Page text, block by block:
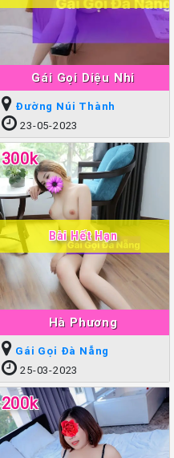
Gái Gọi Diệu Nhi
Đường Núi Thành
23-05-2023
Hà Phương
300k
Bài Hết Hạn
Gái Gọi Đà Nẵng
25-03-2023
200k